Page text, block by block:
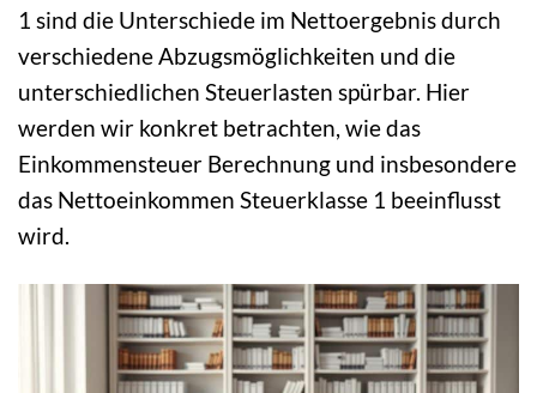
1 sind die Unterschiede im Nettoergebnis durch
verschiedene Abzugsmöglichkeiten und die
unterschiedlichen Steuerlasten spürbar. Hier
werden wir konkret betrachten, wie das
Einkommensteuer Berechnung und insbesondere
das Nettoeinkommen Steuerklasse 1 beeinflusst
wird.